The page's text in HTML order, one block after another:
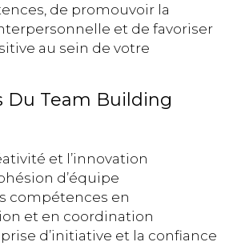
de promouvoir la
et de favoriser
au sein de votre
Du Team Building
et l’innovation
d’équipe
compétences en
et en coordination
d’initiative et la confiance